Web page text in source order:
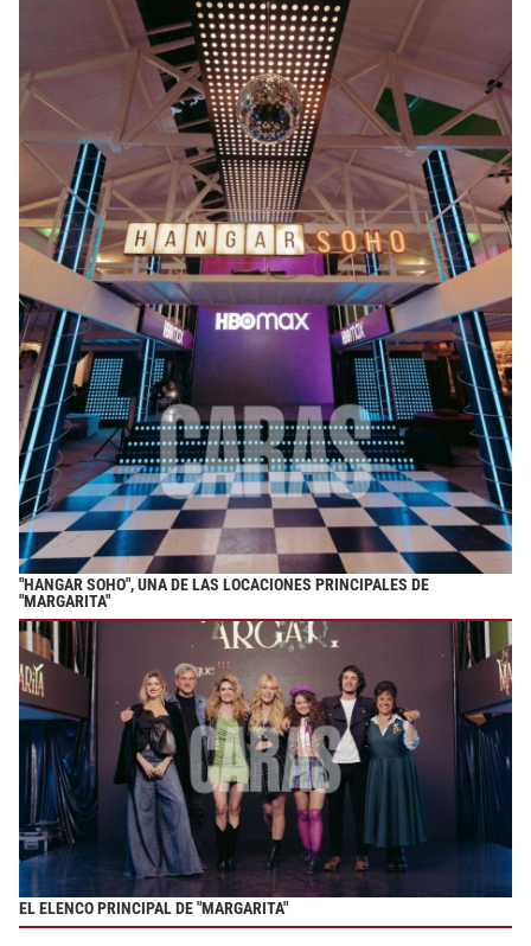
"HANGAR SOHO", UNA DE LAS LOCACIONES PRINCIPALES DE
"MARGARITA"
EL ELENCO PRINCIPAL DE "MARGARITA"